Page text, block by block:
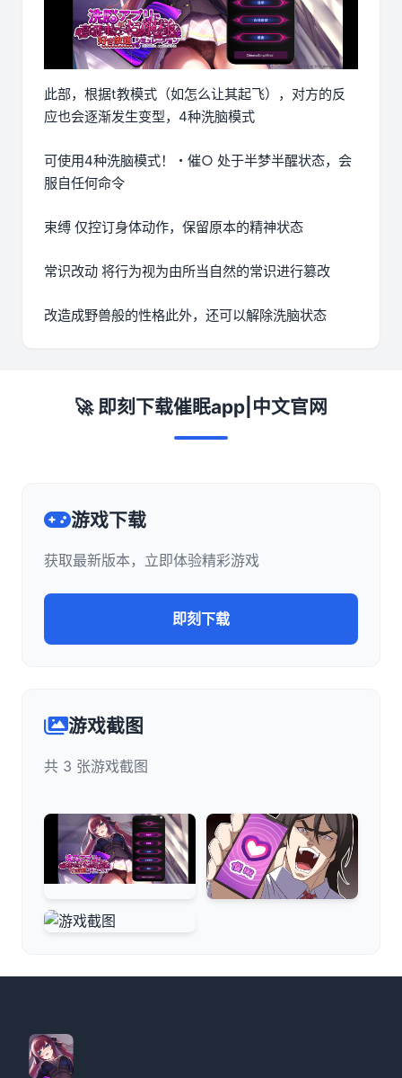
此部，根据t教模式（如怎么让其起飞），对方的反
应也会逐渐发生变型，4种洗脑模式
可使用4种洗脑模式！・催○ 处于半梦半醒状态，会
服自任何命令
束缚 仅控订身体动作，保留原本的精神状态
常识改动 将行为视为由所当自然的常识进行篡改
改造成野兽般的性格此外，还可以解除洗脑状态
🚀 即刻下载催眠app|中文官网
游戏下载
获取最新版本，立即体验精彩游戏
即刻下载
游戏截图
共 3 张游戏截图